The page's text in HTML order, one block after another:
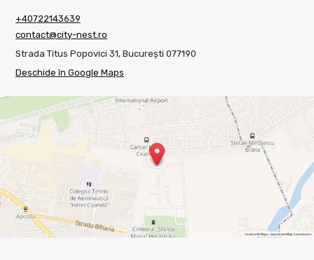
+40722143639
contact@city-nest.ro
Strada Titus Popovici 31, București 077190
Deschide în Google Maps